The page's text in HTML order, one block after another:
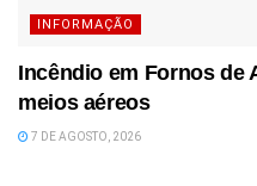
INFORMAÇÃO
Incêndio em Fornos de
meios aéreos
7 DE AGOSTO, 2026